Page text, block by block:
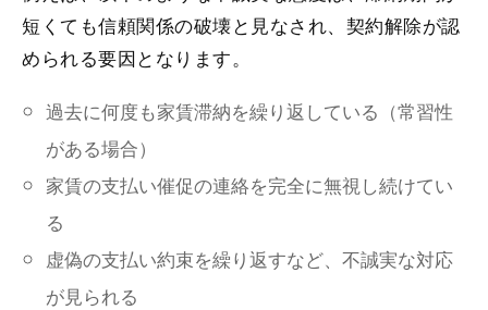
短くても信頼関係の破壊と見なされ、契約解除が認
められる要因となります。
過去に何度も家賃滞納を繰り返している（常習性
がある場合）
家賃の支払い催促の連絡を完全に無視し続けてい
る
虚偽の支払い約束を繰り返すなど、不誠実な対応
が見られる